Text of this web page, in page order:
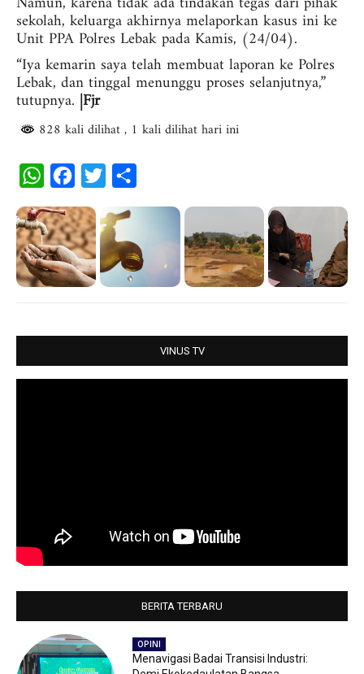
sekolah, keluarga akhirnya melaporkan kasus ini ke
Unit PPA Polres Lebak pada Kamis, (24/04).
“Iya kemarin saya telah membuat laporan ke Polres
Lebak, dan tinggal menunggu proses selanjutnya,”
tutupnya. |Fjr
828 kali dilihat, 1 kali dilihat hari ini
W
a
t
s
c
e
b
i
t
t
r
e
VINUS TV
BERITA TERBARU
OPINI
Menavigasi Badai Transisi Industri: